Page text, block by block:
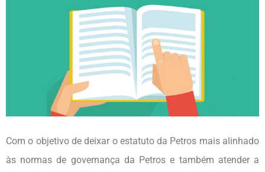
Com o objetivo de deixar o estatuto da Petros mais alinhado
às normas de governança da Petros e também atender a